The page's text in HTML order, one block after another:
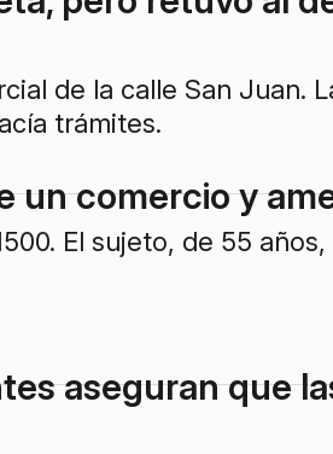
de la calle San Juan.
trámites.
un comercio y
El sujeto, de 55
aseguran que